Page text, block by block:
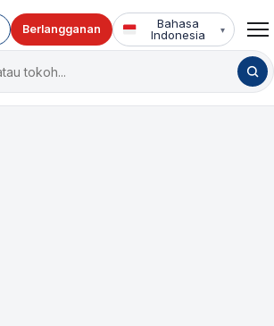
Berlangganan
Bahasa
Indonesia
▾